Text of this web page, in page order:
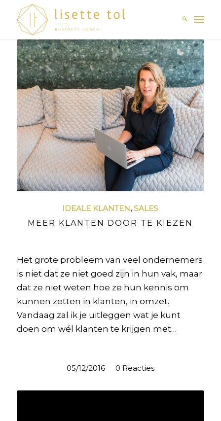
IDEALE KLANTEN,SALES
MEER KLANTEN DOOR TE KIEZEN
Het grote probleem van veel ondernemers
is niet dat ze niet goed zijn in hun vak, maar
dat ze niet weten hoe ze hun kennis om
kunnen zetten in klanten, in omzet.
Vandaag zal ik je uitleggen wat je kunt
doen om wél klanten te krijgen met…
05/12/2016
/ 0 Reacties